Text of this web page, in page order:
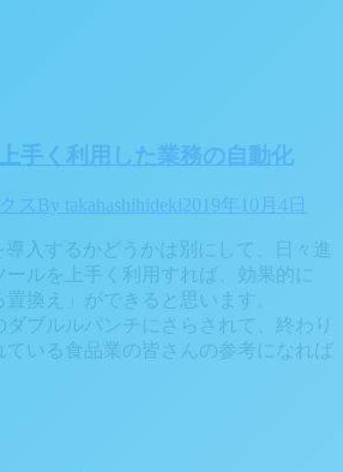
手く利用した業務の自動化
ス By takahashihideki 2019年10月4日
入するかどうかは別にして、日々進
ルを上手く利用すれば、効果的に
置換え」ができると思います。
ブルルパンチにさらされて、終わり
いる食品業の皆さんの参考になれば